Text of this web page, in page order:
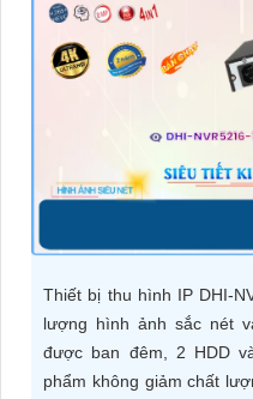
PHỤ
TƯ
DỊCH
VỤ
Thiết bị thu hình IP DHI-
lượng hình ảnh sắc nét
được ban đêm, 2 HDD
phẩm không giảm chất